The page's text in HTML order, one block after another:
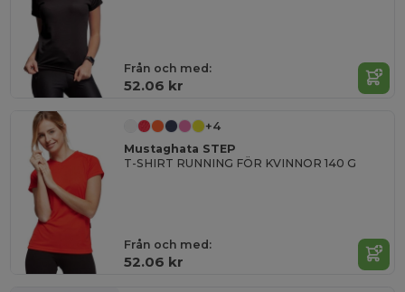
Från och med:
52.06 kr
+4
Mustaghata STEP
T-SHIRT RUNNING FÖR KVINNOR 140 G
Från och med:
52.06 kr